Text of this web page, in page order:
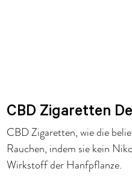
CBD Zigaretten
CBD Zigaretten, wie die
Rauchen, indem sie kein
Wirkstoff der Hanfpflanze.